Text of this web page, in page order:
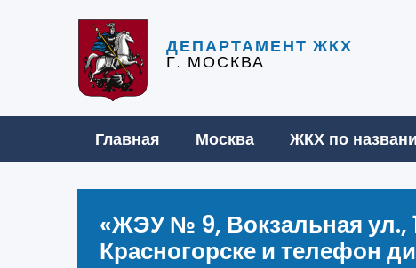
ДЕПАРТАМЕНТ ЖКХ
Г. МОСКВА
Главная Москва ЖКХ по
«‎ЖЭУ № 9, Вокзальная ул.,
Красногорске и телефон